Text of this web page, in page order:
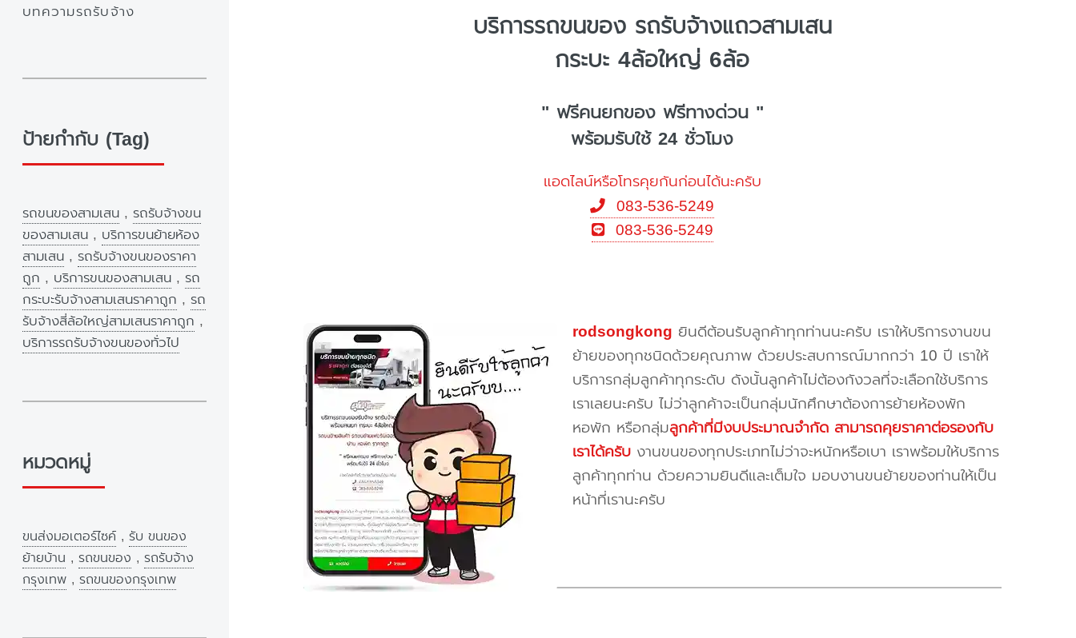
บริการรถขนของ รถรับจ้างแถวสามเสน
กระบะ 4ล้อใหญ่ 6ล้อ
" ฟรีคนยกของ ฟรีทางด่วน "
พร้อมรับใช้ 24 ชั่วโมง
แอดไลน์หรือโทรคุยกันก่อนได้นะครับ
083-536-5249
083-536-5249
rodsongkong ยินดีต้อนรับลูกค้าทุกท่านนะครับ เราให้บริการงานขน
ย้ายของทุกชนิดด้วยคุณภาพ ด้วยประสบการณ์มากกว่า 10 ปี เราให้
บริการกลุ่มลูกค้าทุกระดับ ดังนั้นลูกค้าไม่ต้องกังวลที่จะเลือกใช้บริการ
เราเลยนะครับ ไม่ว่าลูกค้าจะเป็นกลุ่มนักศึกษาต้องการย้ายห้องพัก
หอพัก หรือกลุ่มลูกค้าที่มีงบประมาณจำกัด สามารถคุยราคาต่อรองกับ
เราได้ครับงานขนของทุกประเภทไม่ว่าจะหนักหรือเบา เราพร้อมให้บริการ
ลูกค้าทุกท่าน ด้วยความยินดีและเต็มใจ มอบงานขนย้ายของท่านให้เป็น
หน้าที่เรานะครับ
บทความรถรับจ้าง
ป้ายกำกับ (Tag)
รถขนของสามเสน , รถรับจ้างขน
ของสามเสน , บริการขนย้ายห้อง
สามเสน , รถรับจ้างขนของราคา
ถูก , บริการขนของสามเสน , รถ
กระบะรับจ้างสามเสนราคาถูก , รถ
รับจ้างสี่ล้อใหญ่สามเสนราคาถูก ,
บริการรถรับจ้างขนของทั่วไป
หมวดหมู่
ขนส่งมอเตอร์ไซค์ , รับ ขนของ
ย้ายบ้าน , รถขนของ , รถรับจ้าง
กรุงเทพ , รถขนของกรุงเทพ